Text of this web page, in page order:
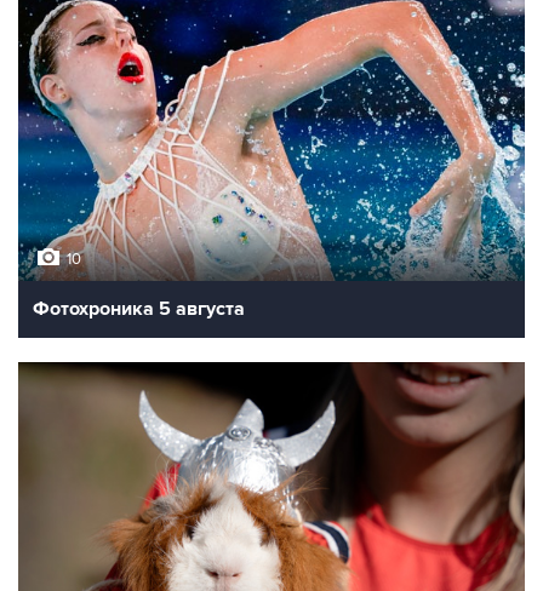
10
Фотохроника 5 августа